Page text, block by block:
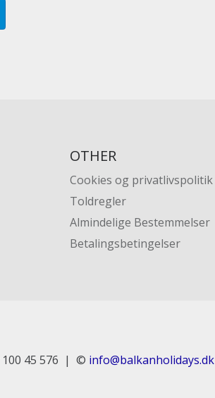
OTHER
Cookies og privatlivspolitik
Toldregler
Almindelige Bestemmelser
Betalingsbetingelser
100 45 576 © info@balkanholidays.dk